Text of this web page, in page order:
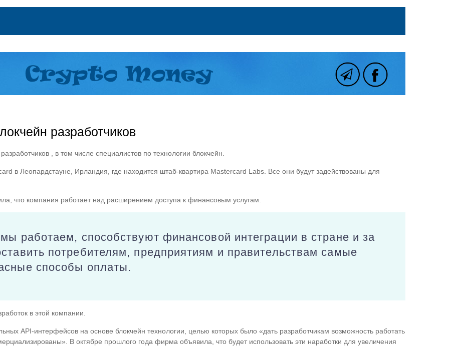
разработчиков
, в том числе специалистов по технологии блокчейн.
в Леопардстауне, Ирландия, где находится штаб-квартира Mastercard Labs. Все они будут задействованы для
что компания работает над расширением доступа к финансовым услугам.
работаем, способствуют финансовой интеграции в стране и за
потребителям, предприятиям и правительствам самые
способы оплаты.
в этой компании.
API-интерфейсов на основе блокчейн технологии, целью которых было «дать разработчикам возможность работать
В октябре прошлого года фирма объявила, что будет использовать эти наработки для увеличения